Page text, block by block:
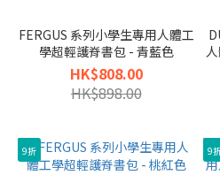
FERGUS 系列小學生專用人體工
學超輕護脊書包 - 青藍色
HK$808.00
HK$898.00
9折 9